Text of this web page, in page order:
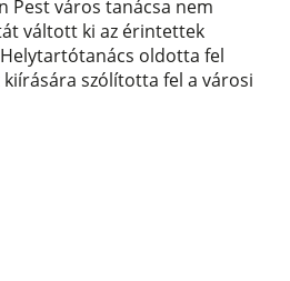
Pest város tanácsa nem
váltott ki az érintettek
oldotta fel
kiírására szólította fel a városi